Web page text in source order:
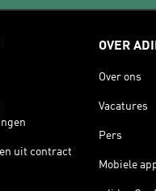
uit contract
OVER
Over ons
Vacatures
Pers
Mobiele